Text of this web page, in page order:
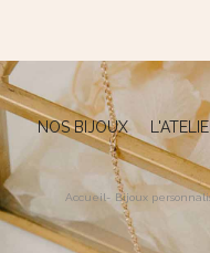
NOS BIJOUX
Accueil- Bijoux